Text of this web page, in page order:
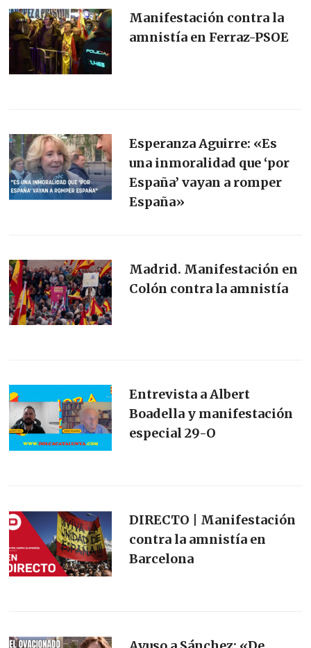
Manifestación contra la
amnistía en Ferraz-PSOE
Esperanza Aguirre: «Es
una inmoralidad que ‘por
España’ vayan a romper
España»
Madrid. Manifestación en
Colón contra la amnistía
Entrevista a Albert
Boadella y manifestación
especial 29-O
DIRECTO | Manifestación
contra la amnistía en
Barcelona